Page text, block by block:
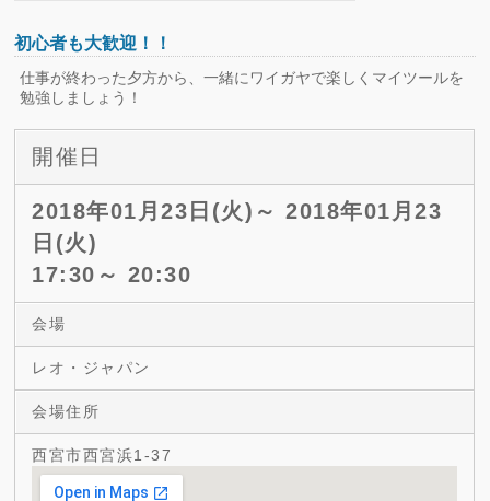
初心者も大歓迎！！
仕事が終わった夕方から、一緒にワイガヤで楽しくマイツールを
勉強しましょう！
開催日
2018年01月23日(火)～ 2018年01月23
日(火)
17:30～ 20:30
会場
レオ・ジャパン
会場住所
西宮市西宮浜1-37